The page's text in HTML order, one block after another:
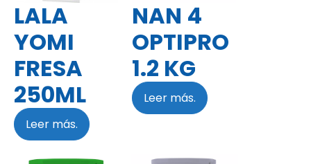
LALA
YOMI
FRESA
250ML
Leer más.
NAN 4
OPTIPRO
1.2 KG
Leer más.